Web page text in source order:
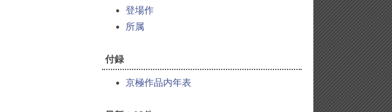
登場作
所属
付録
京極作品内年表